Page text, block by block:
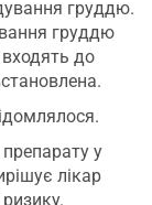
груддю.
груддю
до
у
лікар